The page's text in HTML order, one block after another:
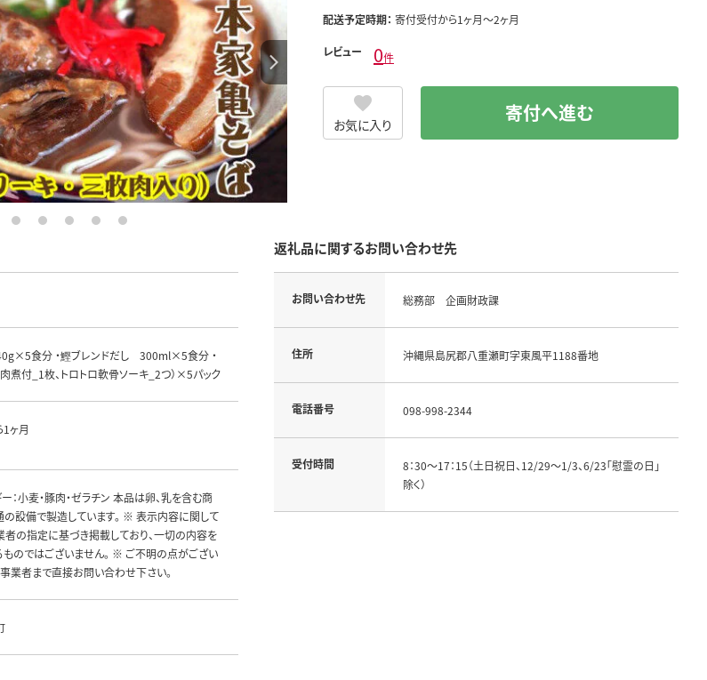
2 3 4 5 6
配送予定時期： 寄付受付から1ヶ月～2ヶ月
レビュー 0件
お気に入り 寄付へ進む
食分 ・鰹ブレンドだし 300ml×5食分 ・
煮付_1枚、トロトロ軟骨ソーキ_2つ）×5パック
ヶ月
：小麦・豚肉・ゼラチン 本品は卵、乳を含む商
の設備で製造しています。 ※ 表示内容に関して
者の指定に基づき掲載しており、一切の内容を
ものではございません。 ※ ご不明の点がござい
事業者まで直接お問い合わせ下さい。
返礼品に関するお問い合わせ先
お問い合わせ先 総務部 企画財政課
住所 沖縄県島尻郡八重瀬町字東風平1188番地
電話番号 098-998-2344
受付時間
8：30～17：15（土日祝日、12/29～1/3、6/23「慰霊の日」
除く）